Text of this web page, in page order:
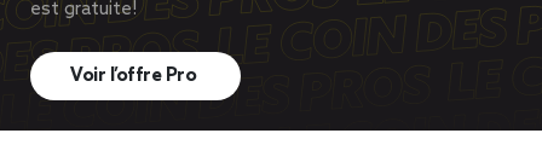
est gratuite!
Voir l’offre Pro